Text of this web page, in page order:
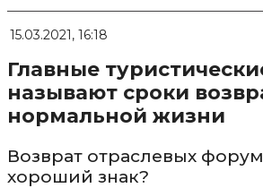
15.03.2021, 16:18
Главные
называют сроки
нормальной жизни
Возврат отраслевых
хороший знак?